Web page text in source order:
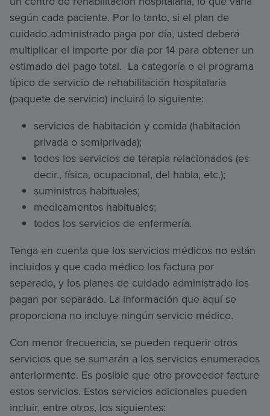
según cada paciente. Por lo tanto, si el plan de
cuidado administrado paga por día, usted deberá
multiplicar el importe por día por 14 para obtener un
estimado del pago total. La categoría o el programa
típico de servicio de rehabilitación hospitalaria
(paquete de servicio) incluirá lo siguiente:
servicios de habitación y comida (habitación
privada o semiprivada);
todos los servicios de terapia relacionados (es
decir., física, ocupacional, del habla, etc.);
suministros habituales;
medicamentos habituales;
todos los servicios de enfermería.
Tenga en cuenta que los servicios médicos no están
incluidos y que cada médico los factura por
separado, y los planes de cuidado administrado los
pagan por separado. La información que aquí se
proporciona no incluye ningún servicio médico.
Con menor frecuencia, se pueden requerir otros
servicios que se sumarán a los servicios enumerados
anteriormente. Es posible que otro proveedor facture
estos servicios. Estos servicios adicionales pueden
incluir, entre otros, los siguientes: